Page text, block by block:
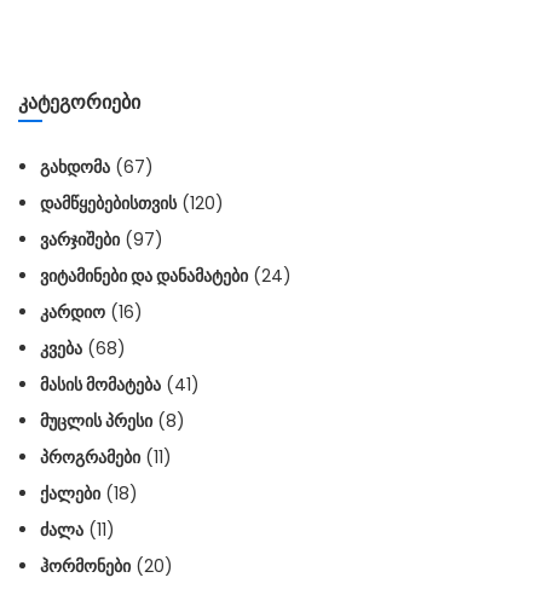
ᲙᲐᲢᲔᲒᲝᲠᲘᲔᲑᲘ
ᲒᲐᲮᲓᲝᲛᲐ (67)
ᲓᲐᲛᲬᲧᲔᲑᲔᲑᲘᲡᲗᲕᲘᲡ(120)
ᲕᲐᲠᲯᲘᲨᲔᲑᲘ (97)
ᲕᲘᲢᲐᲛᲘᲜᲔᲑᲘ ᲓᲐ ᲓᲐᲜᲐᲛᲐᲢᲔᲑᲘ (24)
ᲙᲐᲠᲓᲘᲝ (16)
ᲙᲕᲔᲑᲐ (68)
ᲛᲐᲡᲘᲡ ᲛᲝᲛᲐᲢᲔᲑᲐ (41)
ᲛᲣᲪᲚᲘᲡ ᲞᲠᲔᲡᲘ (8)
ᲞᲠᲝᲒᲠᲐᲛᲔᲑᲘ (11)
ᲥᲐᲚᲔᲑᲘ (18)
ᲫᲐᲚᲐ (11)
ᲰᲝᲠᲛᲝᲜᲔᲑᲘ (20)